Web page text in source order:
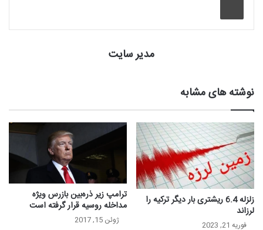
مدیر سایت
نوشته های مشابه
زلزله 6.4 ریشتری بار دیگر ترکیه را
لرزاند
فوریه 21, 2023
ترامپ زیر ذره‌بین بازرس ویژه
مداخله روسیه قرار گرفته است
ژوئن 15, 2017